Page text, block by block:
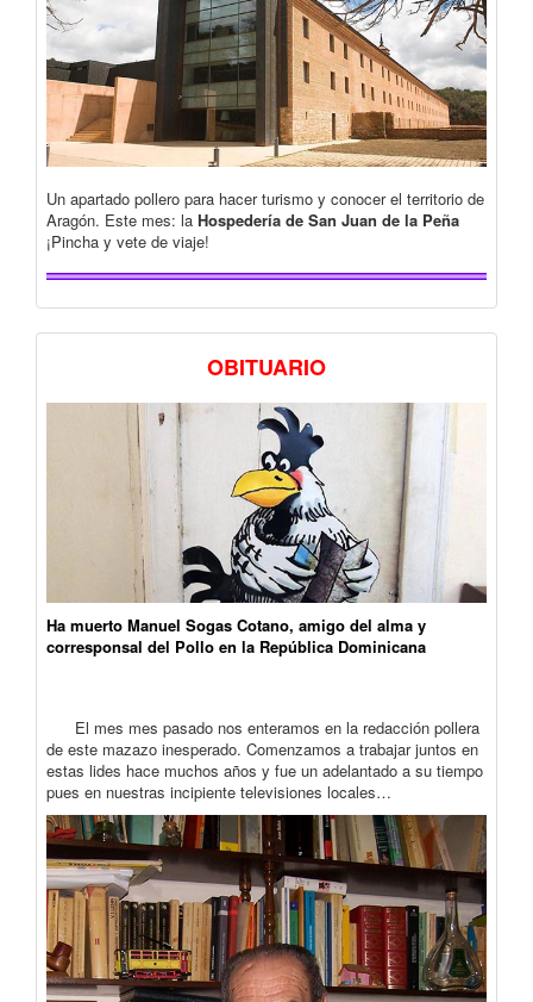
Un apartado pollero para hacer turismo y conocer el territorio de
Aragón. Este mes: la Hospedería de San Juan de la Peña
¡Pincha y vete de viaje!
OBITUARIO
Ha muerto Manuel Sogas Cotano, amigo del alma y
corresponsal del Pollo en la República Dominicana
El mes mes pasado nos enteramos en la redacción pollera
de este mazazo inesperado. Comenzamos a trabajar juntos en
estas lides hace muchos años y fue un adelantado a su tiempo
pues en nuestras incipiente televisiones locales…